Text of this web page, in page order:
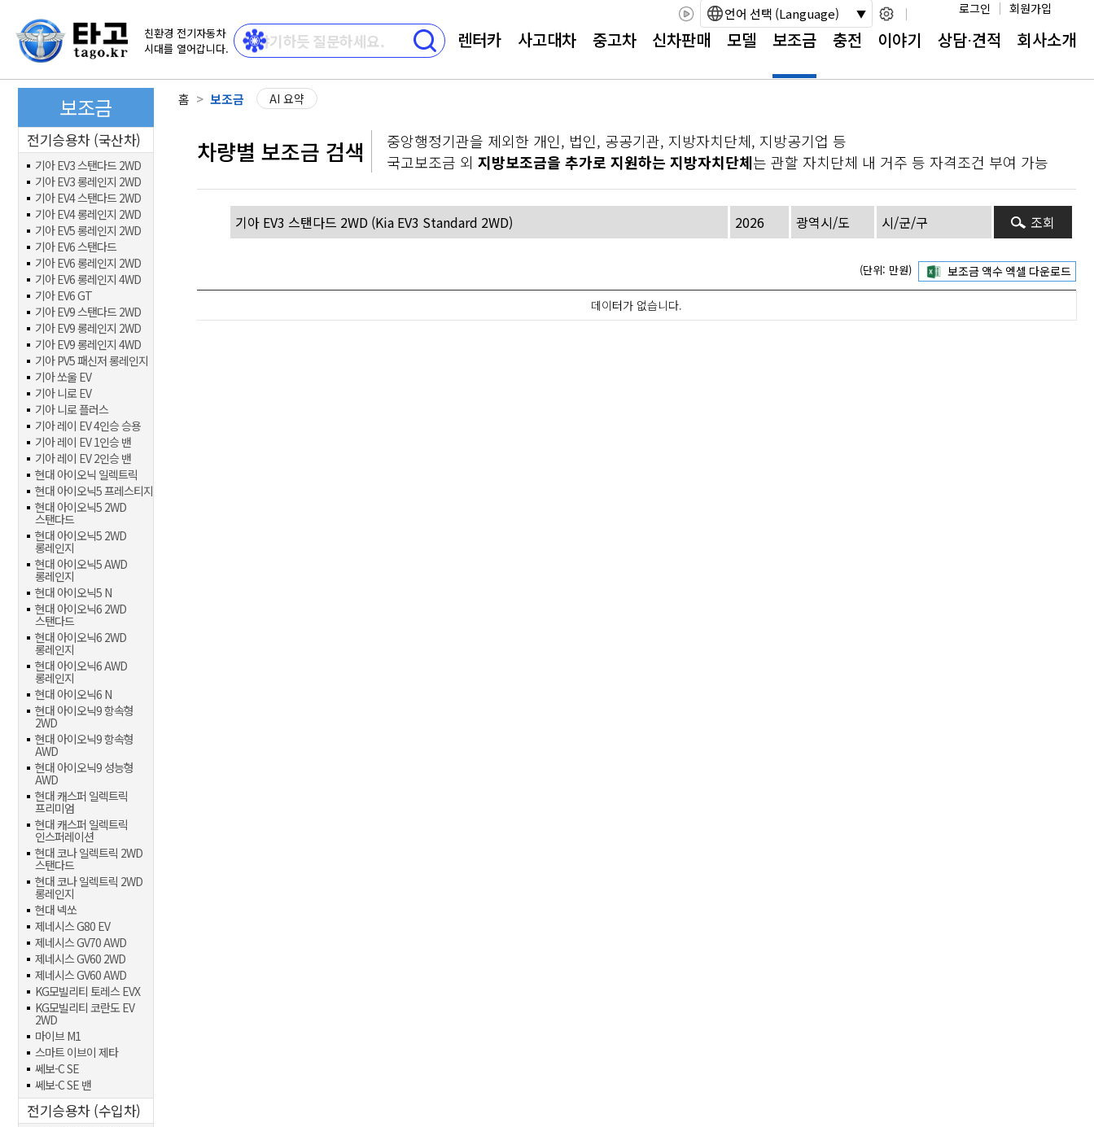
친환경 전기자동차
시대를 열어갑니다.
로그인 회원가입
언어 선택 (Language)
렌터카 사고대차 중고차 신차판매 모델 보조금 충전 이야기 상담⋅견적 회사소개
홈 보조금 AI 요약
보조금
전기승용차 (국산차)
기아 EV3 스탠다드 2WD
기아 EV3 롱레인지 2WD
기아 EV4 스탠다드 2WD
기아 EV4 롱레인지 2WD
기아 EV5 롱레인지 2WD
기아 EV6 스탠다드
기아 EV6 롱레인지 2WD
기아 EV6 롱레인지 4WD
기아 EV6 GT
기아 EV9 스탠다드 2WD
기아 EV9 롱레인지 2WD
기아 EV9 롱레인지 4WD
기아 PV5 패신저 롱레인지
기아 쏘울 EV
기아 니로 EV
기아 니로 플러스
기아 레이 EV 4인승 승용
기아 레이 EV 1인승 밴
기아 레이 EV 2인승 밴
현대 아이오닉 일렉트릭
현대 아이오닉5 프레스티지
현대 아이오닉5 2WD
스탠다드
현대 아이오닉5 2WD
롱레인지
현대 아이오닉5 AWD
롱레인지
현대 아이오닉5 N
현대 아이오닉6 2WD
스탠다드
현대 아이오닉6 2WD
롱레인지
현대 아이오닉6 AWD
롱레인지
현대 아이오닉6 N
현대 아이오닉9 항속형
2WD
현대 아이오닉9 항속형
AWD
현대 아이오닉9 성능형
AWD
현대 캐스퍼 일렉트릭
프리미엄
현대 캐스퍼 일렉트릭
인스퍼레이션
현대 코나 일렉트릭 2WD
스탠다드
현대 코나 일렉트릭 2WD
롱레인지
현대 넥쏘
제네시스 G80 EV
제네시스 GV70 AWD
제네시스 GV60 2WD
제네시스 GV60 AWD
KG모빌리티 토레스 EVX
KG모빌리티 코란도 EV
2WD
마이브 M1
스마트 이브이 제타
쎄보-C SE
쎄보-C SE 밴
전기승용차 (수입차)
차량별 보조금 검색
중앙행정기관을 제외한 개인, 법인, 공공기관, 지방자치단체, 지방공기업 등
국고보조금 외 지방보조금을 추가로 지원하는 지방자치단체는 관할 자치단체 내 거주 등 자격조건 부여 가능
조회
(단위: 만원)
데이터가 없습니다.